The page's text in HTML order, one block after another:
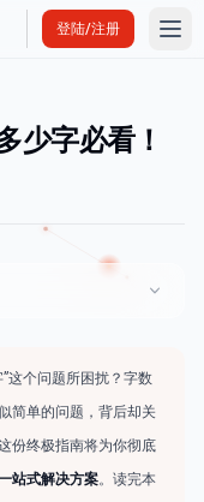
登陆/注册
少字必看！
这个问题所困扰？字数
简单的问题，背后却关
份终极指南将为你彻底
站式解决方案。读完本